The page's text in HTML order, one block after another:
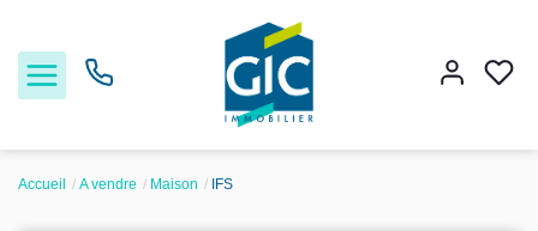
Accueil A vendre Maison IFS